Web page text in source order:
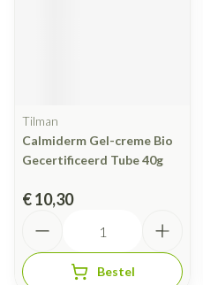
Tilman
Calmiderm Gel-creme Bio
Gecertificeerd Tube 40g
€ 10,30
Bestel